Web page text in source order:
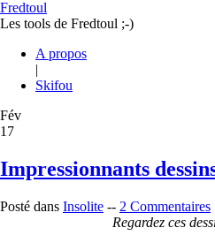
Fredtoul
Les tools de Fredtoul ;-)
A propos
|
Skifou
Fév
17
Impressionnants
Posté dans Insolite -- 2 Commentaires
Regardez ces